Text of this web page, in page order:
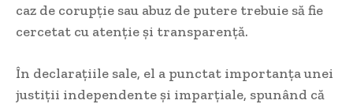
caz de corupție sau abuz de putere trebuie să fie
cercetat cu atenție și transparență.
În declarațiile sale, el a punctat importanța unei
justiții independente și imparțiale, spunând că